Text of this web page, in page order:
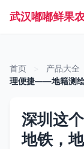
首页 产品大全
理便捷——地籍测
深圳这
地铁，